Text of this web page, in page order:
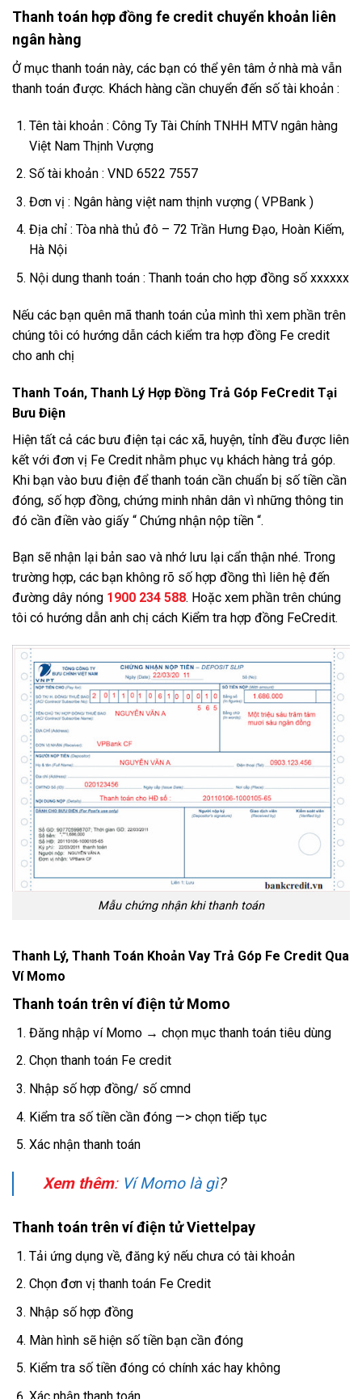
Thanh toán hợp đồng fe credit chuyển khoản liên
ngân hàng
Ở mục thanh toán này, các bạn có thể yên tâm ở nhà mà vẫn
thanh toán được. Khách hàng cần chuyển đến số tài khoản :
Tên tài khoản : Công Ty Tài Chính TNHH MTV ngân hàng
Việt Nam Thịnh Vượng
Số tài khoản : VND 6522 7557
Đơn vị : Ngân hàng việt nam thịnh vượng ( VPBank )
Địa chỉ : Tòa nhà thủ đô – 72 Trần Hưng Đạo, Hoàn Kiếm,
Hà Nội
Nội dung thanh toán : Thanh toán cho hợp đồng số xxxxxx
Nếu các bạn quên mã thanh toán của mình thì xem phần trên
chúng tôi có hướng dẫn cách kiểm tra hợp đồng Fe credit
cho anh chị
Thanh Toán, Thanh Lý Hợp Đồng Trả Góp FeCredit Tại
Bưu Điện
Hiện tất cả các bưu điện tại các xã, huyện, tỉnh đều được liên
kết với đơn vị Fe Credit nhằm phục vụ khách hàng trả góp.
Khi bạn vào bưu điện để thanh toán cần chuẩn bị số tiền cần
đóng, số hợp đồng, chứng minh nhân dân vì những thông tin
đó cần điền vào giấy “ Chứng nhận nộp tiền “.
Bạn sẽ nhận lại bản sao và nhớ lưu lại cẩn thận nhé. Trong
trường hợp, các bạn không rõ số hợp đồng thì liên hệ đến
đường dây nóng 1900 234 588. Hoặc xem phần trên chúng
tôi có hướng dẫn anh chị cách Kiểm tra hợp đồng FeCredit.
Mẫu chứng nhận khi thanh toán
Thanh Lý, Thanh Toán Khoản Vay Trả Góp Fe Credit Qua
Ví Momo
Thanh toán trên ví điện tử Momo
Đăng nhập ví Momo → chọn mục thanh toán tiêu dùng
Chọn thanh toán Fe credit
Nhập số hợp đồng/ số cmnd
Kiểm tra số tiền cần đóng —> chọn tiếp tục
Xác nhận thanh toán
Xem thêm: Ví Momo là gì?
Thanh toán trên ví điện tử Viettelpay
Tải ứng dụng về, đăng ký nếu chưa có tài khoản
Chọn đơn vị thanh toán Fe Credit
Nhập số hợp đồng
Màn hình sẽ hiện số tiền bạn cần đóng
Kiểm tra số tiền đóng có chính xác hay không